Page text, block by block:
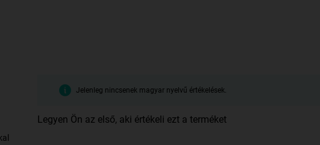
Jelenleg nincsenek magyar nyelvű értékelések.
Legyen Ön az első, aki értékeli ezt a terméket